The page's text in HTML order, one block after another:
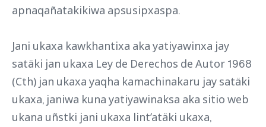
apnaqañatakikiwa apsusipxaspa.
Jani ukaxa kawkhantixa aka yatiyawinxa jay
satäki jan ukaxa Ley de Derechos de Autor 1968
(Cth) jan ukaxa yaqha kamachinakaru jay satäki
ukaxa, janiwa kuna yatiyawinaksa aka sitio web
ukana uñstki jani ukaxa lint’atäki ukaxa,